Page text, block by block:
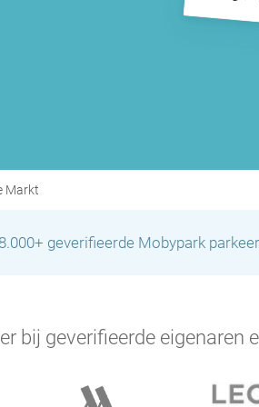
Markt
geverifieerde Mobypark
bij geverifieerde eigenaren P